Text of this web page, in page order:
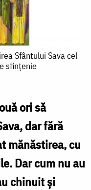
Sfântului Sava cel
sfințenie
ori să
dar fără
mănăstirea, cu
Dar cum nu au
chinuit și